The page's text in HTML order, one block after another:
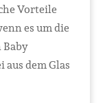
Vorteile
es um die
dem Glas